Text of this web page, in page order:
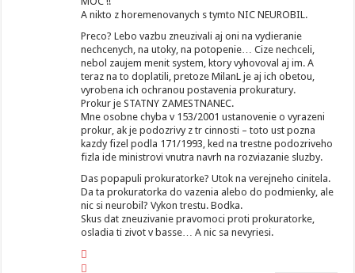
A nikto z horemenovanych s tymto NIC NEUROBIL.
Preco? Lebo vazbu zneuzivali aj oni na vydieranie
nechcenych, na utoky, na potopenie… Cize nechceli,
nebol zaujem menit system, ktory vyhovoval aj im. A
teraz na to doplatili, pretoze MilanL je aj ich obetou,
vyrobena ich ochranou postavenia prokuratury.
Prokur je STATNY ZAMESTNANEC.
Mne osobne chyba v 153/2001 ustanovenie o vyrazeni
prokur, ak je podozrivy z tr cinnosti – toto ust pozna
kazdy fizel podla 171/1993, ked na trestne podozriveho
fizla ide ministrovi vnutra navrh na rozviazanie sluzby.
Das popapuli prokuratorke? Utok na verejneho cinitela.
Da ta prokuratorka do vazenia alebo do podmienky, ale
nic si neurobil? Vykon trestu. Bodka.
Skus dat zneuzivanie pravomoci proti prokuratorke,
osladia ti zivot v basse… A nic sa nevyriesi.